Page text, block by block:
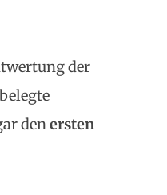
der
denersten